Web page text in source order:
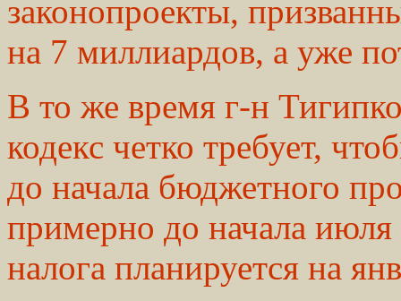
законопроекты,
на 7 миллиардов, а уже
В то же время г-н
кодекс четко требует,
до начала бюджетного
примерно до начала июля
налога планируется на